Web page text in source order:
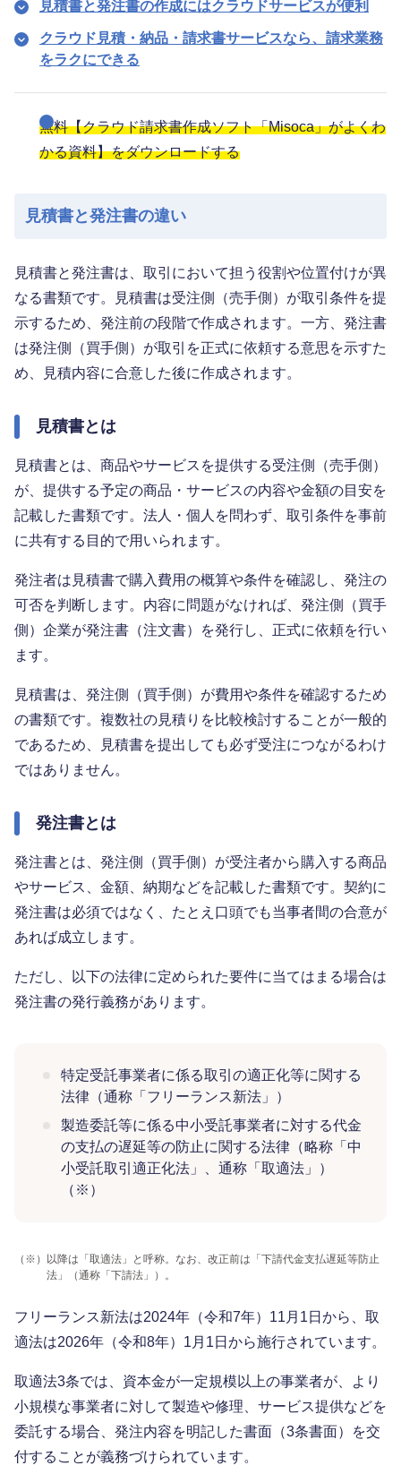
見積書と発注書の作成にはクラウドサービスが便利
クラウド見積・納品・請求書サービスなら、請求業務
をラクにできる
無料【クラウド請求書作成ソフト「Misoca」がよくわ
かる資料】をダウンロードする
見積書と発注書の違い
見積書と発注書は、取引において担う役割や位置付けが異
なる書類です。見積書は受注側（売手側）が取引条件を提
示するため、発注前の段階で作成されます。一方、発注書
は発注側（買手側）が取引を正式に依頼する意思を示すた
め、見積内容に合意した後に作成されます。
見積書とは
見積書とは、商品やサービスを提供する受注側（売手側）
が、提供する予定の商品・サービスの内容や金額の目安を
記載した書類です。法人・個人を問わず、取引条件を事前
に共有する目的で用いられます。
発注者は見積書で購入費用の概算や条件を確認し、発注の
可否を判断します。内容に問題がなければ、発注側（買手
側）企業が発注書（注文書）を発行し、正式に依頼を行い
ます。
見積書は、発注側（買手側）が費用や条件を確認するため
の書類です。複数社の見積りを比較検討することが一般的
であるため、見積書を提出しても必ず受注につながるわけ
ではありません。
発注書とは
発注書とは、発注側（買手側）が受注者から購入する商品
やサービス、金額、納期などを記載した書類です。契約に
発注書は必須ではなく、たとえ口頭でも当事者間の合意が
あれば成立します。
ただし、以下の法律に定められた要件に当てはまる場合は
発注書の発行義務があります。
特定受託事業者に係る取引の適正化等に関する
法律（通称「フリーランス新法」）
製造委託等に係る中小受託事業者に対する代金
の支払の遅延等の防止に関する法律（略称「中
小受託取引適正化法」、通称「取適法」）
（※）
（※）
以降は「取適法」と呼称。なお、改正前は「下請代金支払遅延等防止
法」（通称「下請法」）。
フリーランス新法は2024年（令和7年）11月1日から、取
適法は2026年（令和8年）1月1日から施行されています。
取適法3条では、資本金が一定規模以上の事業者が、より
小規模な事業者に対して製造や修理、サービス提供などを
委託する場合、発注内容を明記した書面（3条書面）を交
付することが義務づけられています。